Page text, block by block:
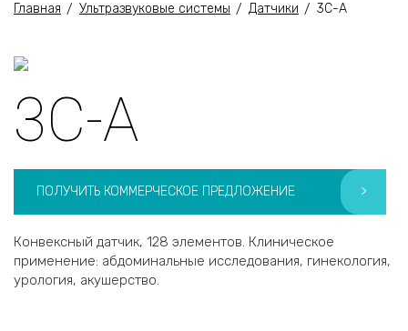
Главная Ультразвуковые системы Датчики 3C-A
3C-A
ПОЛУЧИТЬ КОММЕРЧЕСКОЕ ПРЕДЛОЖЕНИЕ >
Конвексный датчик, 128 элементов. Клиническое
применение: абдоминальные исследования, гинекология,
урология, акушерство.